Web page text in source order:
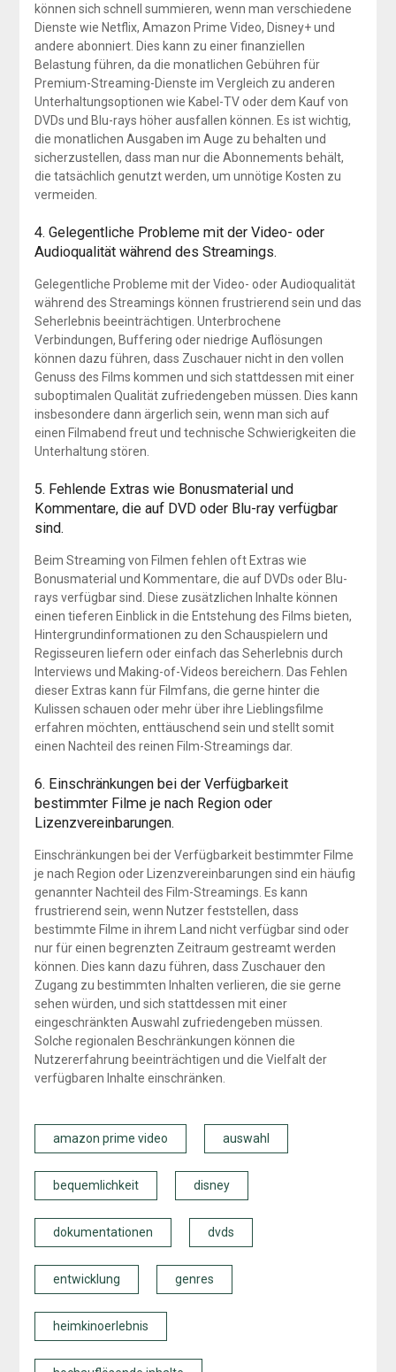
können sich schnell summieren, wenn man verschiedene
Dienste wie Netflix, Amazon Prime Video, Disney+ und
andere abonniert. Dies kann zu einer finanziellen
Belastung führen, da die monatlichen Gebühren für
Premium-Streaming-Dienste im Vergleich zu anderen
Unterhaltungsoptionen wie Kabel-TV oder dem Kauf von
DVDs und Blu-rays höher ausfallen können. Es ist wichtig,
die monatlichen Ausgaben im Auge zu behalten und
sicherzustellen, dass man nur die Abonnements behält,
die tatsächlich genutzt werden, um unnötige Kosten zu
vermeiden.
4. Gelegentliche Probleme mit der Video- oder
Audioqualität während des Streamings.
Gelegentliche Probleme mit der Video- oder Audioqualität
während des Streamings können frustrierend sein und das
Seherlebnis beeinträchtigen. Unterbrochene
Verbindungen, Buffering oder niedrige Auflösungen
können dazu führen, dass Zuschauer nicht in den vollen
Genuss des Films kommen und sich stattdessen mit einer
suboptimalen Qualität zufriedengeben müssen. Dies kann
insbesondere dann ärgerlich sein, wenn man sich auf
einen Filmabend freut und technische Schwierigkeiten die
Unterhaltung stören.
5. Fehlende Extras wie Bonusmaterial und
Kommentare, die auf DVD oder Blu-ray verfügbar
sind.
Beim Streaming von Filmen fehlen oft Extras wie
Bonusmaterial und Kommentare, die auf DVDs oder Blu-
rays verfügbar sind. Diese zusätzlichen Inhalte können
einen tieferen Einblick in die Entstehung des Films bieten,
Hintergrundinformationen zu den Schauspielern und
Regisseuren liefern oder einfach das Seherlebnis durch
Interviews und Making-of-Videos bereichern. Das Fehlen
dieser Extras kann für Filmfans, die gerne hinter die
Kulissen schauen oder mehr über ihre Lieblingsfilme
erfahren möchten, enttäuschend sein und stellt somit
einen Nachteil des reinen Film-Streamings dar.
6. Einschränkungen bei der Verfügbarkeit
bestimmter Filme je nach Region oder
Lizenzvereinbarungen.
Einschränkungen bei der Verfügbarkeit bestimmter Filme
je nach Region oder Lizenzvereinbarungen sind ein häufig
genannter Nachteil des Film-Streamings. Es kann
frustrierend sein, wenn Nutzer feststellen, dass
bestimmte Filme in ihrem Land nicht verfügbar sind oder
nur für einen begrenzten Zeitraum gestreamt werden
können. Dies kann dazu führen, dass Zuschauer den
Zugang zu bestimmten Inhalten verlieren, die sie gerne
sehen würden, und sich stattdessen mit einer
eingeschränkten Auswahl zufriedengeben müssen.
Solche regionalen Beschränkungen können die
Nutzererfahrung beeinträchtigen und die Vielfalt der
verfügbaren Inhalte einschränken.
amazon prime video auswahl
bequemlichkeit disney
dokumentationen dvds
entwicklung genres
heimkinoerlebnis